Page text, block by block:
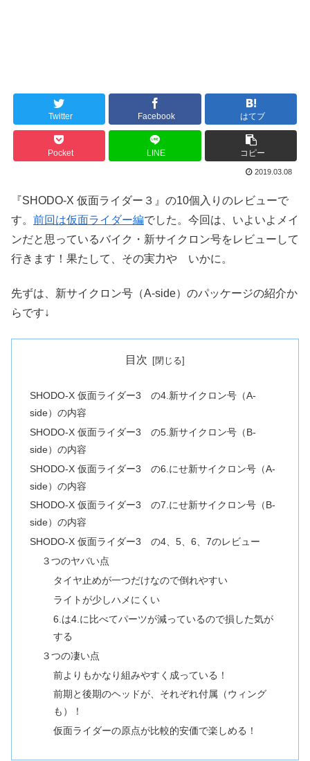
Twitter Facebook はてブ
Pocket LINE コピー
2019.03.08
『SHODO-X 仮面ライダー３』の10個入りのレビューで
す。 前回は仮面ライダー編でした。今回は、いよいよメイ
ンだと思っているバイク・新サイクロン号をレビューして
行きます！果たして、その実力や いかに。
先ずは、新サイクロン号（A-side）のパッケージの紹介か
らです↓
目次
SHODO-X 仮面ライダー3 の4.新サイクロン号（A-
side）の内容
SHODO-X 仮面ライダー3 の5.新サイクロン号（B-
side）の内容
SHODO-X 仮面ライダー3 の6.にせ新サイクロン号（A-
side）の内容
SHODO-X 仮面ライダー3 の7.にせ新サイクロン号（B-
side）の内容
SHODO-X 仮面ライダー3 の4、5、6、7のレビュー
３つのヤバい点
タイヤ止めが一つだけなので倒れやすい
ライトが少しハメにくい
6.は4.に比べてパーツが減っているので損した気が
する
３つの凄い点
前よりもかなり組みやすく成っている！
前期と後期のヘッドが、それぞれ付属（ウィング
も）！
仮面ライダーの原点が比較的安価で楽しめる！